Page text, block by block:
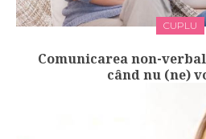
CUPLU
Comunicarea non-
când nu (ne)